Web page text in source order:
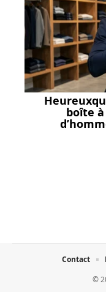
boîte
©
Contact